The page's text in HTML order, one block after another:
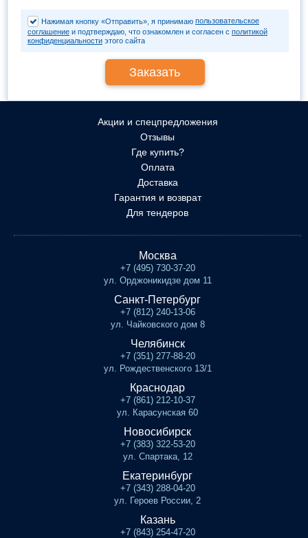
Нажимая кнопку «Отправить», я принимаю пользовательское
соглашение и подтверждаю, что ознакомлен и согласен с политикой
конфиденциальности этого сайта
Акции и спецпредложения
Отзывы
Где купить?
Оплата
Доставка
Гарантия и возврат
Для тендеров
Москва
+7 (495) 730-37-20
ул. Орджоникидзе дом 11
Санкт-Петербург
+7 (812) 240-13-06
ул. Чайковского дом 8
Челябинск
+7 (351) 277-88-20
ул. Рождественского 13/1
Краснодар
+7 (861) 212-10-37
ул. Карасунская 60
Новосибирск
+7 (383) 322-53-20
ул. Спартака, 12
Екатеринбург
+7 (343) 288-04-20
ул. Героев России, 2
Казань
+7 (843) 254-47-20